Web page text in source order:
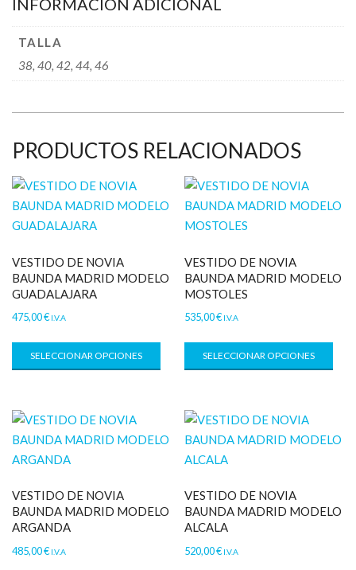
INFORMACIÓN ADICIONAL
TALLA
38, 40, 42, 44, 46
PRODUCTOS RELACIONADOS
VESTIDO DE NOVIA
BAUNDA MADRID MODELO
GUADALAJARA
475,00€ I.V.A
SELECCIONAR OPCIONES
VESTIDO DE NOVIA
BAUNDA MADRID MODELO
MOSTOLES
535,00€ I.V.A
SELECCIONAR OPCIONES
VESTIDO DE NOVIA
BAUNDA MADRID MODELO
ARGANDA
485,00€ I.V.A
VESTIDO DE NOVIA
BAUNDA MADRID MODELO
ALCALA
520,00€ I.V.A